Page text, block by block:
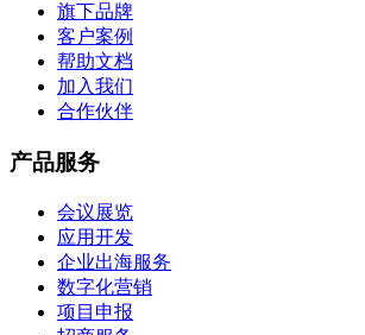
旗下品牌
客户案例
帮助文档
加入我们
合作伙伴
产品服务
会议展览
应用开发
企业出海服务
数字化营销
项目申报